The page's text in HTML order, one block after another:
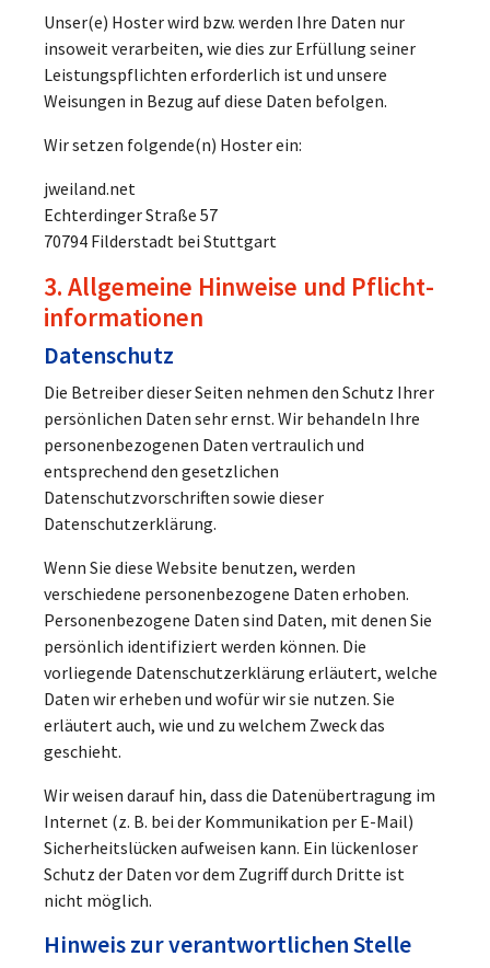
Unser(e) Hoster wird bzw. werden Ihre Daten nur
insoweit verarbeiten, wie dies zur Erfüllung seiner
Leistungspflichten erforderlich ist und unsere
Weisungen in Bezug auf diese Daten befolgen.
Wir setzen folgende(n) Hoster ein:
jweiland.net
Echterdinger Straße 57
70794 Filderstadt bei Stuttgart
3. Allgemeine Hinweise und Pflicht­
informationen
Datenschutz
Die Betreiber dieser Seiten nehmen den Schutz Ihrer
persönlichen Daten sehr ernst. Wir behandeln Ihre
personenbezogenen Daten vertraulich und
entsprechend den gesetzlichen
Datenschutzvorschriften sowie dieser
Datenschutzerklärung.
Wenn Sie diese Website benutzen, werden
verschiedene personenbezogene Daten erhoben.
Personenbezogene Daten sind Daten, mit denen Sie
persönlich identifiziert werden können. Die
vorliegende Datenschutzerklärung erläutert, welche
Daten wir erheben und wofür wir sie nutzen. Sie
erläutert auch, wie und zu welchem Zweck das
geschieht.
Wir weisen darauf hin, dass die Datenübertragung im
Internet (z. B. bei der Kommunikation per E-Mail)
Sicherheitslücken aufweisen kann. Ein lückenloser
Schutz der Daten vor dem Zugriff durch Dritte ist
nicht möglich.
Hinweis zur verantwortlichen Stelle